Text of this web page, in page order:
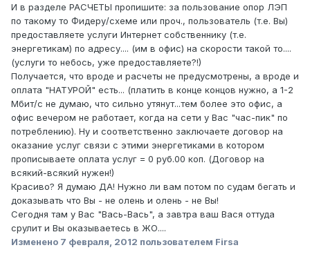
И в разделе РАСЧЕТЫ пропишите: за пользование опор ЛЭП
по такому то Фидеру/схеме или проч., пользователь (т.е. Вы)
предоставляете услуги Интернет собственнику (т.е.
энергетикам) по адресу.... (им в офис) на скорости такой то....
(услуги то небось, уже предоставляете?!)
Получается, что вроде и расчеты не предусмотрены, а вроде и
оплата "НАТУРОЙ" есть... (платить в конце концов нужно, а 1-2
Мбит/с не думаю, что сильно утянут...тем более это офис, а
офис вечером не работает, когда на сети у Вас "час-пик" по
потреблению). Ну и соответственно заключаете договор на
оказание услуг связи с этими энергетиками в котором
прописываете оплата услуг = 0 руб.00 коп. (Договор на
всякий-всякий нужен!)
Красиво? Я думаю ДА! Нужно ли вам потом по судам бегать и
доказывать что Вы - не олень и олень - не Вы!
Сегодня там у Вас "Вась-Вась", а завтра ваш Вася оттуда
срулит и Вы оказываетесь в ЖО....
Изменено 7 февраля, 2012 пользователем Firsa